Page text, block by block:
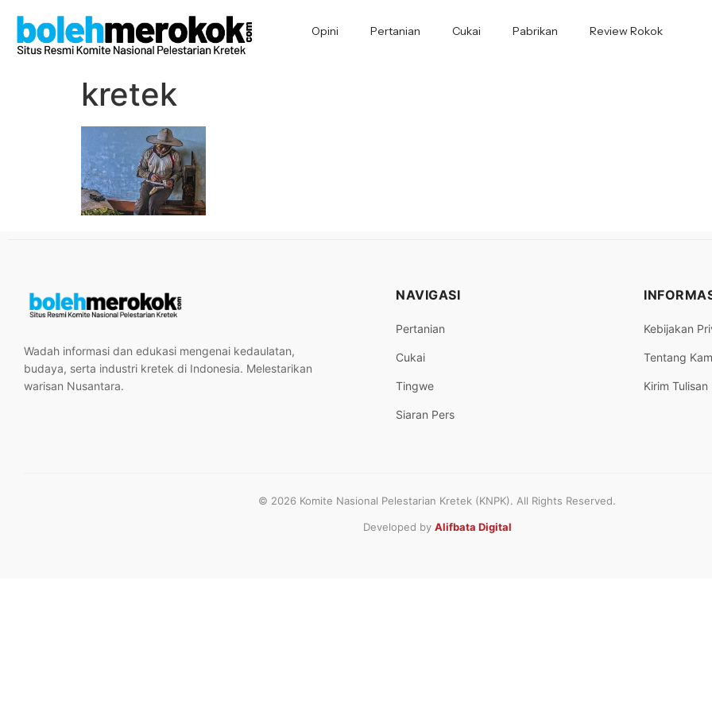
Opini Pertanian Cukai Pabrikan Review Rokok
kretek
Wadah informasi dan edukasi mengenai kedaulatan,
budaya, serta industri kretek di Indonesia. Melestarikan
warisan Nusantara.
NAVIGASI
Pertanian
Cukai
Tingwe
Siaran Pers
Kebijakan
Tentang
Kirim Tulisan
© 2026 Komite Nasional Pelestarian Kretek (KNPK). All Rights Reserved.
Developed by Alifbata Digital